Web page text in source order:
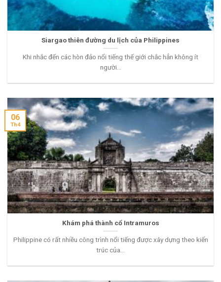
Siargao thiên đường du lịch của Philippines
Khi nhắc đến các hòn đảo nổi tiếng thế giới chắc hẳn không ít
người...
Khám phá thành cổ Intramuros
Philippine có rất nhiều công trình nổi tiếng được xây dựng theo kiến
trúc của...
06
Th4